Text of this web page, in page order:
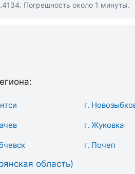
Погрешность около 1 минуты.
г.
г. Жуковка
г. Почеп
область)